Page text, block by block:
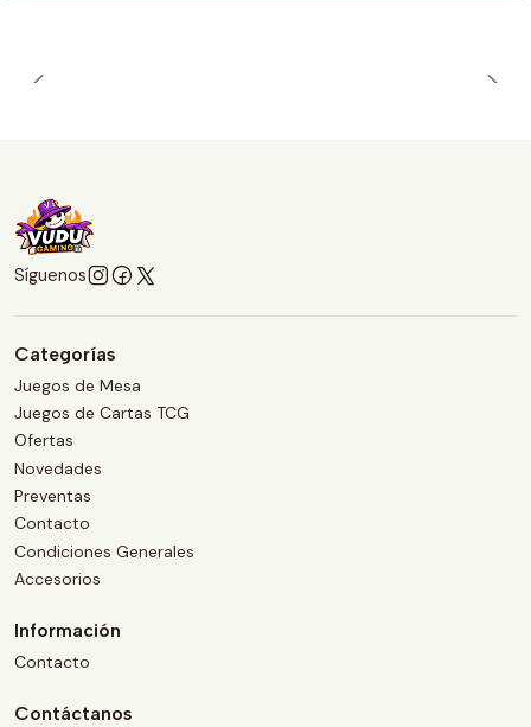
Síguenos
Categorías
Juegos de Mesa
Juegos de Cartas TCG
Ofertas
Novedades
Preventas
Contacto
Condiciones Generales
Accesorios
Información
Contacto
Contáctanos